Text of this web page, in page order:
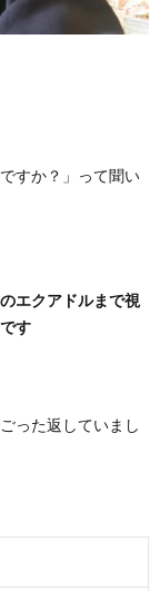
すか？」って聞い
エクアドルまで視
す
った返していまし